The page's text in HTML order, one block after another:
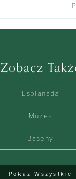
Zobacz
Esplanada
Muzea
Baseny
Pokaż Wszystkie